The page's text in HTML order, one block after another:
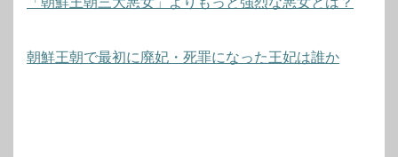
朝鮮王朝で最初に廃妃・死罪になった王妃は誰か